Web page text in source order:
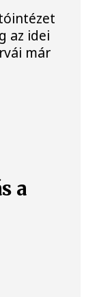
az idei
már
a